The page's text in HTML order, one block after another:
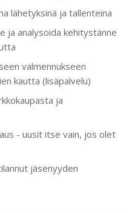
lähetyksinä ja tallenteina
ja analysoida kehitystänne
valmennukseen
kautta (lisäpalvelu)
ja
- uusit itse vain, jos olet
jäsenyyden